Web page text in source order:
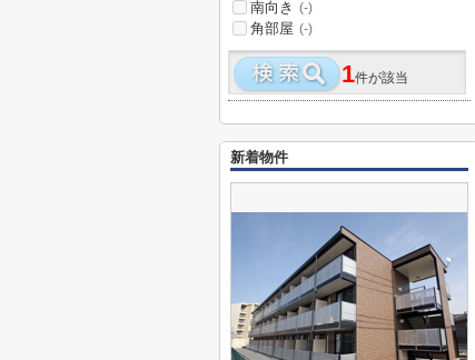
南向き (-)
角部屋 (-)
1件が該当
新着物件